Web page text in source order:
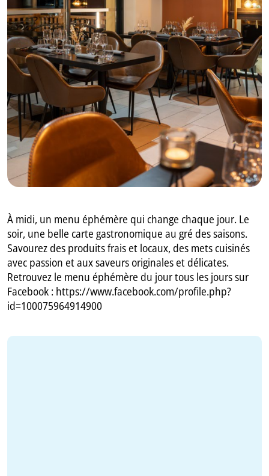
GB
IT
À midi, un menu éphémère qui change chaque jour. Le
soir, une belle carte gastronomique au gré des saisons.
Savourez des produits frais et locaux, des mets cuisinés
avec passion et aux saveurs originales et délicates.
Retrouvez le menu éphémère du jour tous les jours sur
Facebook : https://www.facebook.com/profile.php?
id=100075964914900